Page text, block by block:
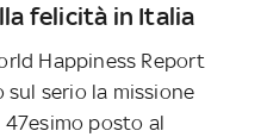
felicità in Italia
Happiness Report
sul serio la missione
posto al